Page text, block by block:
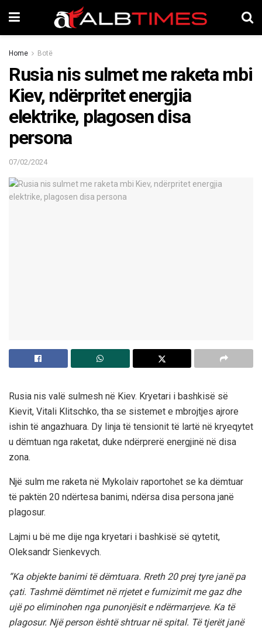
Home Botë
Rusia nis sulmet me raketa mbi
Kiev, ndërpritet energjia
elektrike, plagosen disa
persona
07/02/2024
Rusia nis valë sulmesh në Kiev. Kryetari i bashkisë së
Kievit, Vitali Klitschko, tha se sistemet e mbrojtjes ajrore
ishin të angazhuara. Dy linja të tensionit të lartë në kryeqytet
u dëmtuan nga raketat, duke ndërprerë energjinë në disa
zona.
Një sulm me raketa në Mykolaiv raportohet se ka dëmtuar
të paktën 20 ndërtesa banimi, ndërsa disa persona janë
plagosur.
Lajmi u bë me dije nga kryetari i bashkisë së qytetit,
Oleksandr Sienkevych.
“Ka objekte banimi të dëmtuara. Rreth 20 prej tyre janë pa
çati. Tashmë dëmtimet në rrjetet e furnizimit me gaz dhe
ujë po eliminohen nga punonjësit e ndërmarrjeve. Ka të
plagosur. Një person është shtruar në spital. Të tjerët janë